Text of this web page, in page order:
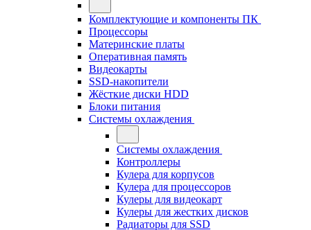
Комплектующие и компоненты ПК
Процессоры
Материнские платы
Оперативная память
Видеокарты
SSD-накопители
Жёсткие диски HDD
Блоки питания
Системы охлаждения
Системы охлаждения
Контроллеры
Кулера для корпусов
Кулера для процессоров
Кулеры для видеокарт
Кулеры для жестких дисков
Радиаторы для SSD